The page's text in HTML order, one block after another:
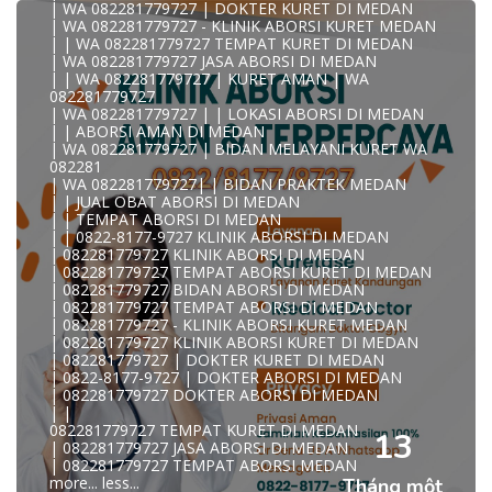
| WA 082281779727 | DOKTER KURET DI MEDAN
| WA 082281779727 - KLINIK ABORSI KURET MEDAN
| | WA 082281779727 TEMPAT KURET DI MEDAN
| WA 082281779727 JASA ABORSI DI MEDAN
| | WA 082281779727 | KURET AMAN | WA
082281779727
| WA 082281779727 | | LOKASI ABORSI DI MEDAN
| | ABORSI AMAN DI MEDAN
| WA 082281779727 | BIDAN MELAYANI KURET WA
082281
| WA 082281779727| | BIDAN PRAKTEK MEDAN
| | JUAL OBAT ABORSI DI MEDAN
| | TEMPAT ABORSI DI MEDAN
| | 0822-8177-9727 KLINIK ABORSI DI MEDAN
| 082281779727 KLINIK ABORSI DI MEDAN
| 082281779727 TEMPAT ABORSI KURET DI MEDAN
| 082281779727 BIDAN ABORSI DI MEDAN
| 082281779727 TEMPAT ABORSI DI MEDAN
| 082281779727 - KLINIK ABORSI KURET MEDAN
| 082281779727 KLINIK ABORSI KURET DI MEDAN
| 082281779727 | DOKTER KURET DI MEDAN
| 0822-8177-9727 | DOKTER ABORSI DI MEDAN
| 082281779727 DOKTER ABORSI DI MEDAN
| |
082281779727 TEMPAT KURET DI MEDAN
| 082281779727 JASA ABORSI DI MEDAN
| 082281779727 TEMPAT ABORSI MEDAN
more... less...
13
Tháng một
KLINIK ABORSI KURET MEDAN WA 082281779727 KLINIK
A
0822/81779/727 TEMPAT ABORSI MEDAN
WA 082281779727 DOKTER ABORSI MEDAN
WA 082281779727 KLINIK ABORSI MEDAN
WA 082281779727 TEMPAT ABORSI KURET MEDAN
082281779727 BIDAN ABORSI DI MEDAN
082281779727 DOKTER ABORSI DI MEDAN
WA 0822*81779*727 TEMPAT ABORSI MEDAN
WA 082281779727 DOKTER KURET DI MEDAN
WA 082281779727 TEMPAT KURET DI MEDAN
WA 082281779727 JASA ABORSI DI MEDAN
| WA 082-281-779-727 KURET AMAN WA 082281779727
TE
| WA 082-281-779-727 LOKASI ABORSI DI MEDAN
082-281-779-727 ABORSI AMAN DI MEDAN
| WA 082281779727 BIDAN MELAYANI KURET WA
08228177
WA 082281779727 BIDAN PRAKTEK MEDAN
| KLINIK ABORSI MEDAN
WA 082281779727 TEMPAT ABORSI DI MEDAN
| 082281779727 KLINIK ABORSI MEDAN
| WA 0822-8177-9727 DOKTER ABORSI DI MEDAN